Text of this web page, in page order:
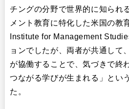
チングの分野で世界的に知られ
メント教育に特化した米国の教
Institute for Management
ョンでしたが、両者が共通して
が協働することで、気づきで終
つながる学びが生まれる」とい
た。